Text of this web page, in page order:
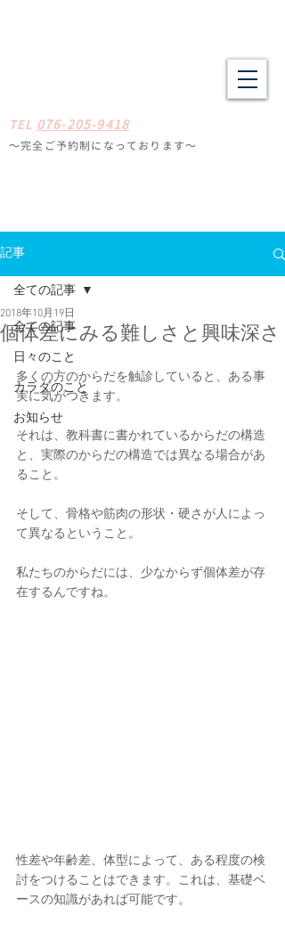
TEL 076-205-9418
〜完全ご予約制になっ ております〜
記事
全ての記事
日々のこと
カラダのこと
お知らせ
全ての記事
個体差にみる難しさと興味深さ
2018年10月19日
多くの方のからだを触診していると、ある事
実に気がつきます。
それは、教科書に書かれているからだの構造
と、実際のからだの構造では異なる場合があ
ること。
そして、骨格や筋肉の形状・硬さが人によっ
て異なるということ。
私たちのからだには、少なからず個体差が存
在するんですね。
性差や年齢差、体型によって、ある程度の検
討をつけることはできます。これは、基礎ベ
ースの知識があれば可能です。